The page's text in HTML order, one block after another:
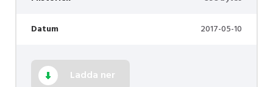
Datum 2017-05-10
Ladda ner